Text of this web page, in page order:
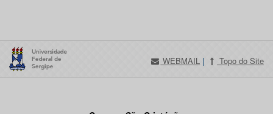
WEBMAIL | Topo do Site